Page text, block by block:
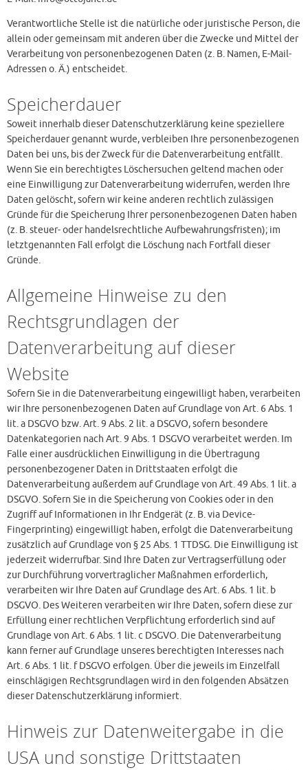
Verantwortliche Stelle ist die natürliche oder juristische Person, die
allein oder gemeinsam mit anderen über die Zwecke und Mittel der
Verarbeitung von personenbezogenen Daten (z. B. Namen, E-Mail-
Adressen o. Ä.) entscheidet.
Speicherdauer
Soweit innerhalb dieser Datenschutzerklärung keine speziellere
Speicherdauer genannt wurde, verbleiben Ihre personenbezogenen
Daten bei uns, bis der Zweck für die Datenverarbeitung entfällt.
Wenn Sie ein berechtigtes Löschersuchen geltend machen oder
eine Einwilligung zur Datenverarbeitung widerrufen, werden Ihre
Daten gelöscht, sofern wir keine anderen rechtlich zulässigen
Gründe für die Speicherung Ihrer personenbezogenen Daten haben
(z. B. steuer- oder handelsrechtliche Aufbewahrungsfristen); im
letztgenannten Fall erfolgt die Löschung nach Fortfall dieser
Gründe.
Allgemeine Hinweise zu den
Rechtsgrundlagen der
Datenverarbeitung auf dieser
Website
Sofern Sie in die Datenverarbeitung eingewilligt haben, verarbeiten
wir Ihre personenbezogenen Daten auf Grundlage von Art. 6 Abs. 1
lit. a DSGVO bzw. Art. 9 Abs. 2 lit. a DSGVO, sofern besondere
Datenkategorien nach Art. 9 Abs. 1 DSGVO verarbeitet werden. Im
Falle einer ausdrücklichen Einwilligung in die Übertragung
personenbezogener Daten in Drittstaaten erfolgt die
Datenverarbeitung außerdem auf Grundlage von Art. 49 Abs. 1 lit. a
DSGVO. Sofern Sie in die Speicherung von Cookies oder in den
Zugriff auf Informationen in Ihr Endgerät (z. B. via Device-
Fingerprinting) eingewilligt haben, erfolgt die Datenverarbeitung
zusätzlich auf Grundlage von § 25 Abs. 1 TTDSG. Die Einwilligung ist
jederzeit widerrufbar. Sind Ihre Daten zur Vertragserfüllung oder
zur Durchführung vorvertraglicher Maßnahmen erforderlich,
verarbeiten wir Ihre Daten auf Grundlage des Art. 6 Abs. 1 lit. b
DSGVO. Des Weiteren verarbeiten wir Ihre Daten, sofern diese zur
Erfüllung einer rechtlichen Verpflichtung erforderlich sind auf
Grundlage von Art. 6 Abs. 1 lit. c DSGVO. Die Datenverarbeitung
kann ferner auf Grundlage unseres berechtigten Interesses nach
Art. 6 Abs. 1 lit. f DSGVO erfolgen. Über die jeweils im Einzelfall
einschlägigen Rechtsgrundlagen wird in den folgenden Absätzen
dieser Datenschutzerklärung informiert.
Hinweis zur Datenweitergabe in die
USA und sonstige Drittstaaten